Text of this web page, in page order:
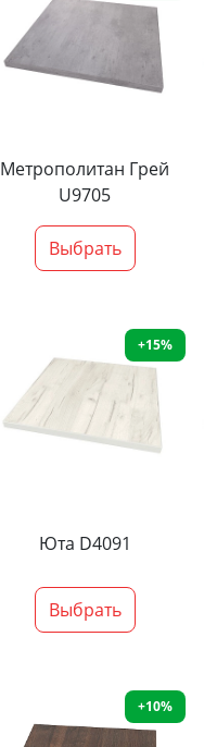
Метрополитан Грей
U9705
Выбрать
+15%
Юта D4091
Выбрать
+10%